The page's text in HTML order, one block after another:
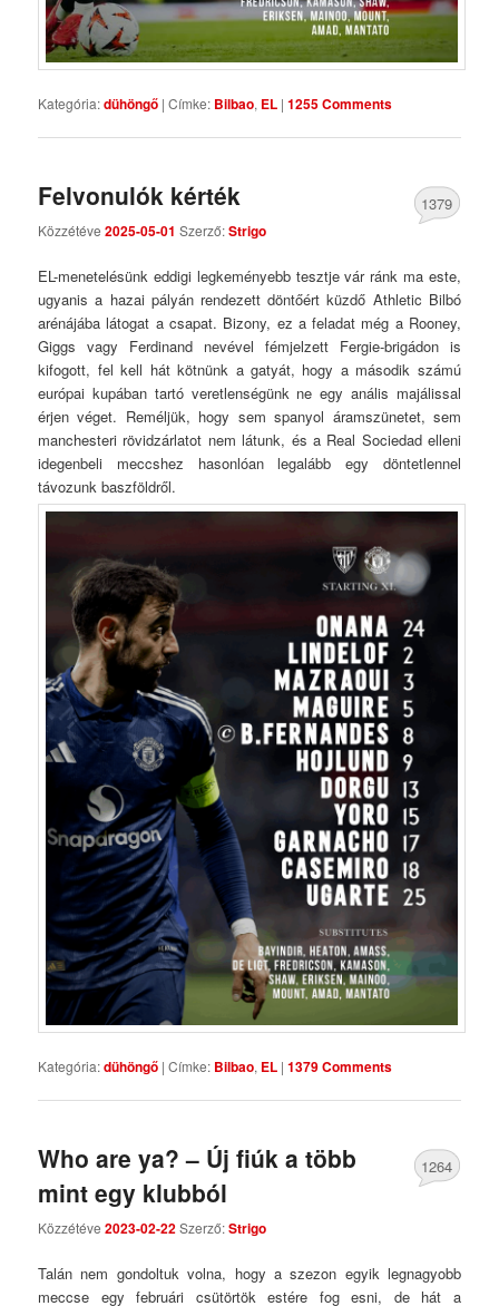
Kategória:dühöngő |Címke: Bilbao, EL |1255 Comments
Felvonulók kérték
Közzétéve2025-05-01 Szerző:Strigo
1379
EL-menetelésünk eddigi legkeményebb tesztje vár ránk ma este,
ugyanis a hazai pályán rendezett döntőért küzdő Athletic Bilbó
arénájába látogat a csapat. Bizony, ez a feladat még a Rooney,
Giggs vagy Ferdinand nevével fémjelzett Fergie-brigádon is
kifogott, fel kell hát kötnünk a gatyát, hogy a második számú
európai kupában tartó veretlenségünk ne egy anális majálissal
érjen véget. Reméljük, hogy sem spanyol áramszünetet, sem
manchesteri rövidzárlatot nem látunk, és a Real Sociedad elleni
idegenbeli meccshez hasonlóan legalább egy döntetlennel
távozunk baszföldről.
Kategória:dühöngő |Címke: Bilbao, EL |1379 Comments
Who are ya? – Új fiúk a több
mint egy klubból
Közzétéve2023-02-22Szerző:Strigo
1264
Talán nem gondoltuk volna, hogy a szezon egyik legnagyobb
meccse egy februári csütörtök estére fog esni, de hát a